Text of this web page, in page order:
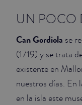
UN POCO
Can Gordiola se
(1719) y se trata
existente en
nuestros días. En
en la isla este